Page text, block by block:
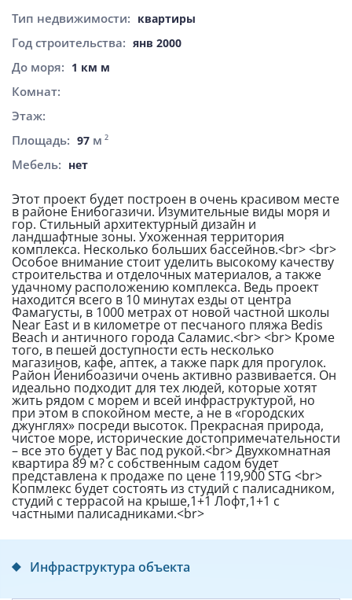
Тип недвижимости: квартиры
Год строительства: янв 2000
До моря: 1 км м
Комнат:
Этаж:
Площадь: 97 м 2
Мебель: нет
Этот проект будет построен в очень красивом месте
в районе Енибогазичи. Изумительные виды моря и
гор. Стильный архитектурный дизайн и
ландшафтные зоны. Ухоженная территория
комплекса. Несколько больших бассейнов.<br> <br>
Особое внимание стоит уделить высокому качеству
строительства и отделочных материалов, а также
удачному расположению комплекса. Ведь проект
находится всего в 10 минутах езды от центра
Фамагусты, в 1000 метрах от новой частной школы
Near East и в километре от песчаного пляжа Bedis
Beach и античного города Саламис.<br> <br> Кроме
того, в пешей доступности есть несколько
магазинов, кафе, аптек, а также парк для прогулок.
Район Йенибоазичи очень активно развивается. Он
идеально подходит для тех людей, которые хотят
жить рядом с морем и всей инфраструктурой, но
при этом в спокойном месте, а не в «городских
джунглях» посреди высоток. Прекрасная природа,
чистое море, исторические достопримечательности
– все это будет у Вас под рукой.<br> Двухкомнатная
квартира 89 м? с собственным садом будет
представлена к продаже по цене 119,900 STG <br>
Копмлекс будет состоять из студий с палисадником,
студий с террасой на крыше,1+1 Лофт,1+1 с
частными палисадниками.<br>
Инфраструктура объекта